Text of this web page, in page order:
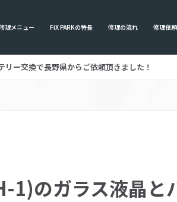
理メニュー FiX PARKの特長 修理の流れ 修理依
ー交換で長野県からご依頼頂きました！
のガラス液晶と